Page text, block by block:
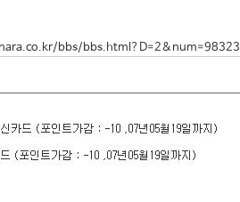
bbs/bbs.html?D=2&num=98323